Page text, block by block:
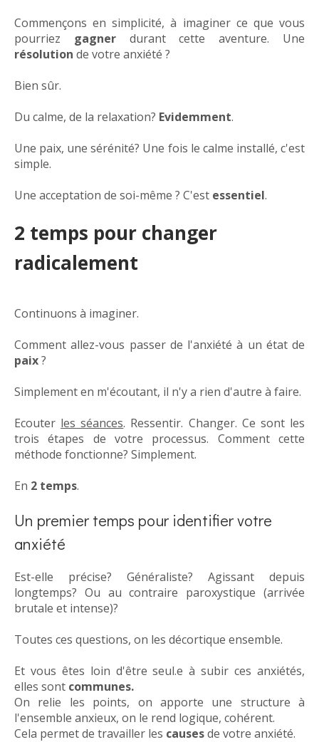
Commençons en simplicité, à imaginer ce que vous
pourriez gagner durant cette aventure. Une
résolution de votre anxiété ?
Bien sûr.
Du calme, de la relaxation? Evidemment.
Une paix, une sérénité? Une fois le calme installé, c'est
simple.
Une acceptation de soi-même ? C'est essentiel.
2 temps pour changer
radicalement
Continuons à imaginer.
Comment allez-vous passer de l'anxiété à un état de
paix?
Simplement en m'écoutant, il n'y a rien d'autre à faire.
Ecouter les séances. Ressentir. Changer. Ce sont les
trois étapes de votre processus. Comment cette
méthode fonctionne? Simplement.
En 2 temps.
Un premier temps pour identifier votre
anxiété
Est-elle précise? Généraliste? Agissant depuis
longtemps? Ou au contraire paroxystique (arrivée
brutale et intense)?
Toutes ces questions, on les décortique ensemble.
Et vous êtes loin d'être seul.e à subir ces anxiétés,
elles sont communes.
On relie les points, on apporte une structure à
l'ensemble anxieux, on le rend logique, cohérent.
Cela permet de travailler les causesde votre anxiété.